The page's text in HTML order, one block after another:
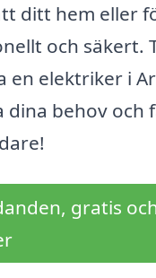
ditt hem eller
och säkert.
en elektriker i
dina behov och
gratis